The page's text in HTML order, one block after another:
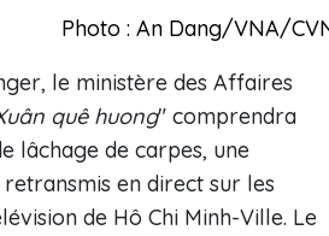
Photo : An Dang/VNA/
le ministère des Affaires
quê huong" comprendra
lâchage de carpes, une
en direct sur les
de Hô Chi Minh-Ville. Le